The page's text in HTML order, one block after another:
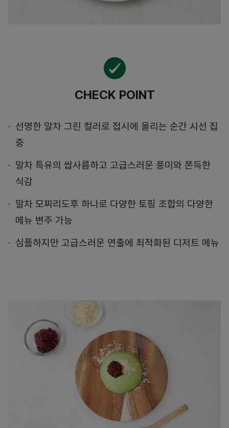
CHECK POINT
선명한 말차 그린 컬러로 접시에 올리는 순간 시선 집
중
말차 특유의 쌉사름하고 고급스러운 풍미와 쫀득한
식감
말차 모찌리도후 하나로 다양한 토핑 조합의 다양한
메뉴 변주 가능
심플하지만 고급스러운 연출에 최적화된 디저트 메뉴